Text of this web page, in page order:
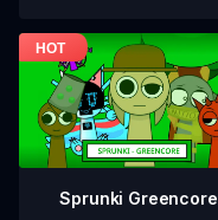
Sprunki Greencore